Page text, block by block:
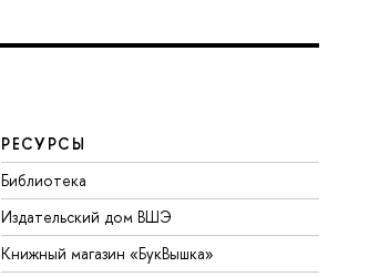
РЕСУРСЫ
Библиотека
Издательский дом ВШЭ
Книжный магазин «БукВышка»